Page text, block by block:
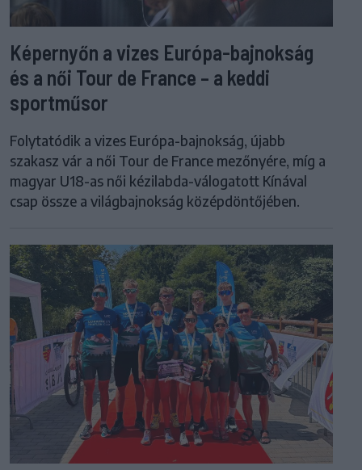
Képernyőn a vizes Európa-bajnokság
és a női Tour de France – a keddi
sportműsor
Folytatódik a vizes Európa-bajnokság, újabb
szakasz vár a női Tour de France mezőnyére, míg a
magyar U18-as női kézilabda-válogatott Kínával
csap össze a világbajnokság középdöntőjében.